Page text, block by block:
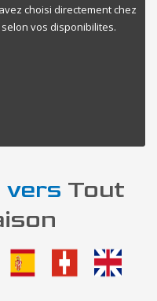
choisi directement chez
vos disponibilites.
vers Tout